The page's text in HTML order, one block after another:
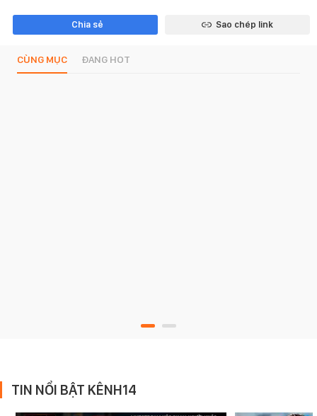
Chia sẻ Sao chép link
CÙNG MỤC ĐANG HOT
TIN NỔI BẬT KÊNH14